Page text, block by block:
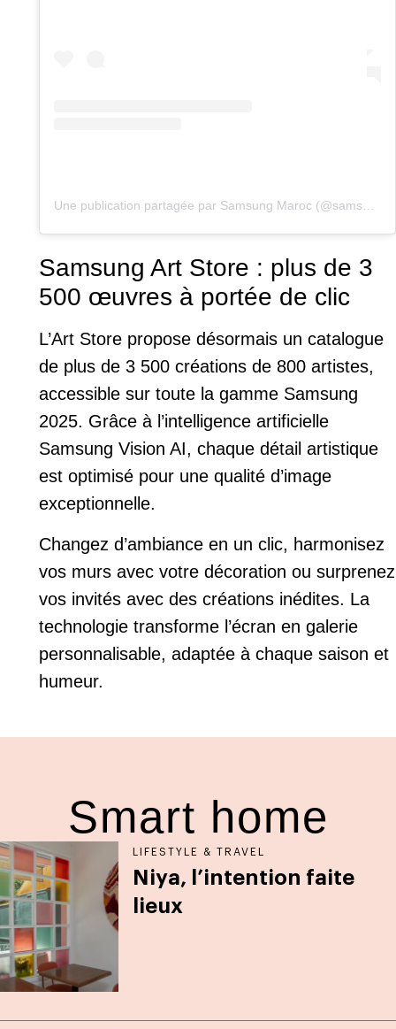
Samsung Art Store : plus de 3
500 œuvres à portée de clic
L’Art Store propose désormais un catalogue
de plus de 3 500 créations de 800 artistes,
accessible sur toute la gamme Samsung
2025. Grâce à l’intelligence artificielle
Samsung Vision AI, chaque détail artistique
est optimisé pour une qualité d’image
exceptionnelle.
Changez d’ambiance en un clic, harmonisez
vos murs avec votre décoration ou surprenez
vos invités avec des créations inédites. La
technologie transforme l’écran en galerie
personnalisable, adaptée à chaque saison et
humeur.
Smart home
LIFESTYLE & TRAVEL
Niya, l’intention faite
lieux